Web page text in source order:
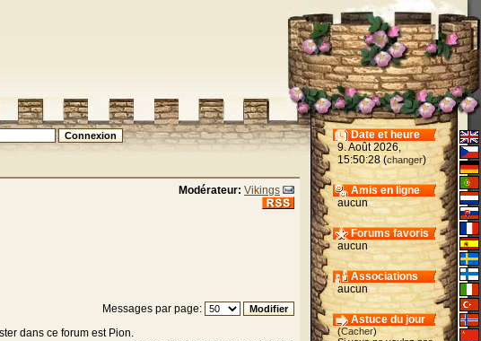
Modérateur: Vikings
Messages par page:
dans ce forum est Pion.
Date et heure
9. Août 2026,
15:50:28 (changer)
Amis en ligne
aucun
Forums favoris
aucun
Associations
aucun
Astuce du jour
(Cacher)